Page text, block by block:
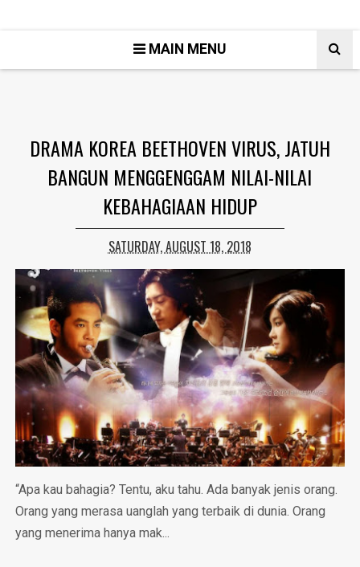
MAIN MENU
DRAMA KOREA BEETHOVEN VIRUS, JATUH
BANGUN MENGGENGGAM NILAI-NILAI
KEBAHAGIAAN HIDUP
SATURDAY, AUGUST 18, 2018
“Apa kau bahagia? Tentu, aku tahu. Ada banyak jenis orang.
Orang yang merasa uanglah yang terbaik di dunia. Orang
yang menerima hanya mak...